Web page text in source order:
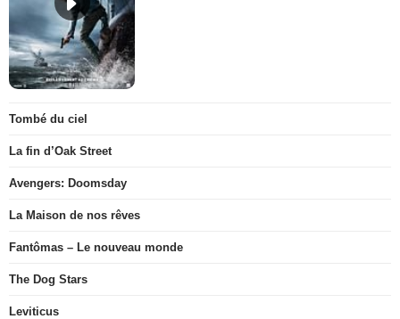
Tombé du ciel
La fin d’Oak Street
Avengers: Doomsday
La Maison de nos rêves
Fantômas – Le nouveau monde
The Dog Stars
Leviticus